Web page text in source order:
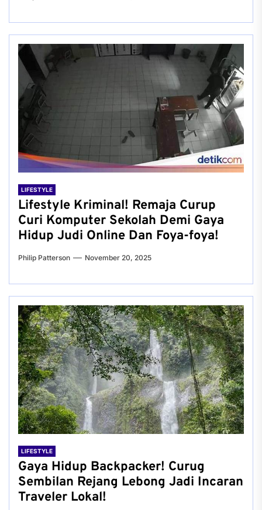
LIFESTYLE
Lifestyle Kriminal! Remaja Curup
Curi Komputer Sekolah Demi Gaya
Hidup Judi Online Dan Foya-foya!
Philip Patterson November 20, 2025
LIFESTYLE
Gaya Hidup Backpacker! Curug
Sembilan Rejang Lebong Jadi Incaran
Traveler Lokal!